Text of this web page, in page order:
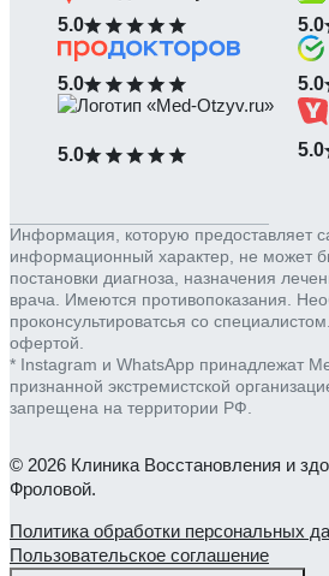
5.0 5.0
5.0 5.0
5.0 5.0
© 2026 Клиника Восстановления и
Фроловой.
Политика обработки персональных
Пользовательское соглашение
Информация, которую предоставляет
информационный характер, не может
постановки диагноза, назначения
врача. Имеются противопоказания.
проконсультироватсья со
офертой.
* Instagram и WhatsApp принадлежат
признанной экстремистской
запрещена на территории РФ.